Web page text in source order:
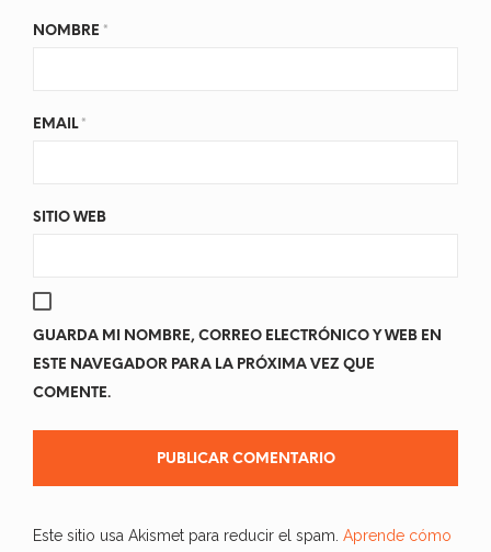
NOMBRE *
EMAIL *
SITIO WEB
GUARDA MI NOMBRE, CORREO ELECTRÓNICO Y WEB EN
ESTE NAVEGADOR PARA LA PRÓXIMA VEZ QUE
COMENTE.
Este sitio usa Akismet para reducir el spam. Aprende cómo